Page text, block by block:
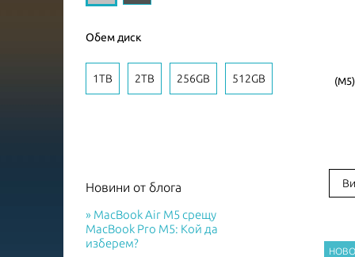
Обем диск
1TB 2TB 256GB 512GB
Новини от блога
MacBook Air M5 срещу
MacBook Pro M5: Кой да
изберем?